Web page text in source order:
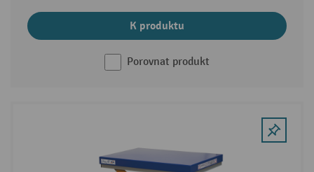
K produktu
Porovnat produkt